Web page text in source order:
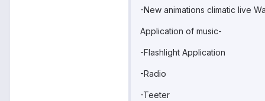
-New animations climatic live
Application of music-
-Flashlight Application
-Radio
-Teeter